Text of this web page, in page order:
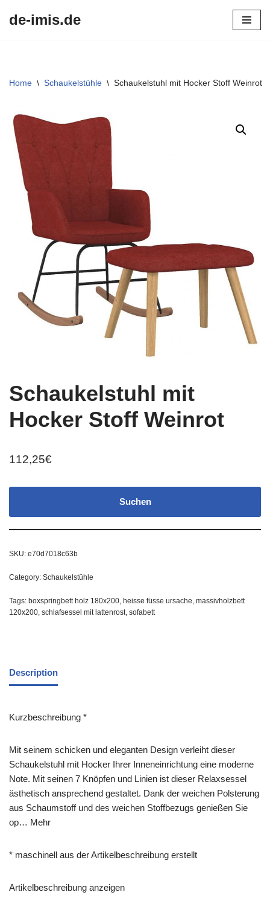
de-imis.de
Home \ Schaukelstühle \ Schaukelstuhl mit Hocker Stoff Weinrot
Schaukelstuhl mit
Hocker Stoff Weinrot
112,25€
Suchen
SKU: e70d7018c63b
Category: Schaukelstühle
Tags: boxspringbett holz 180x200, heisse füsse ursache, massivholzbett
120x200, schlafsessel mit lattenrost, sofabett
Description
Kurzbeschreibung *
Mit seinem schicken und eleganten Design verleiht dieser
Schaukelstuhl mit Hocker Ihrer Inneneinrichtung eine moderne
Note. Mit seinen 7 Knöpfen und Linien ist dieser Relaxsessel
ästhetisch ansprechend gestaltet. Dank der weichen Polsterung
aus Schaumstoff und des weichen Stoffbezugs genießen Sie
op… Mehr
* maschinell aus der Artikelbeschreibung erstellt
Artikelbeschreibung anzeigen